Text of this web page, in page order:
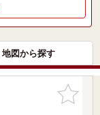
地図から探す
お気に入
りに追加